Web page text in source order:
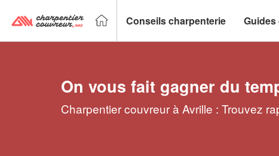
Conseils charpenterie
On vous fait gagner du
Charpentier couvreur à Avrille : Trouvez